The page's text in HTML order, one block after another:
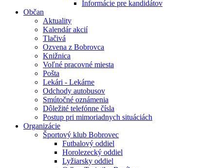
Informácie pre kandidátov
Občan
Aktuality
Kalendár akcií
Tlačivá
Ozvena z Bobrovca
Knižnica
Voľné pracovné miesta
Pošta
Lekári - Lekárne
Odchody autobusov
Smútočné oznámenia
Dôležité telefónne čísla
Postup pri mimoriadnych situáciách
Organizácie
Športový klub Bobrovec
Futbalový oddiel
Horolezecký oddiel
Lyžiarsky oddiel